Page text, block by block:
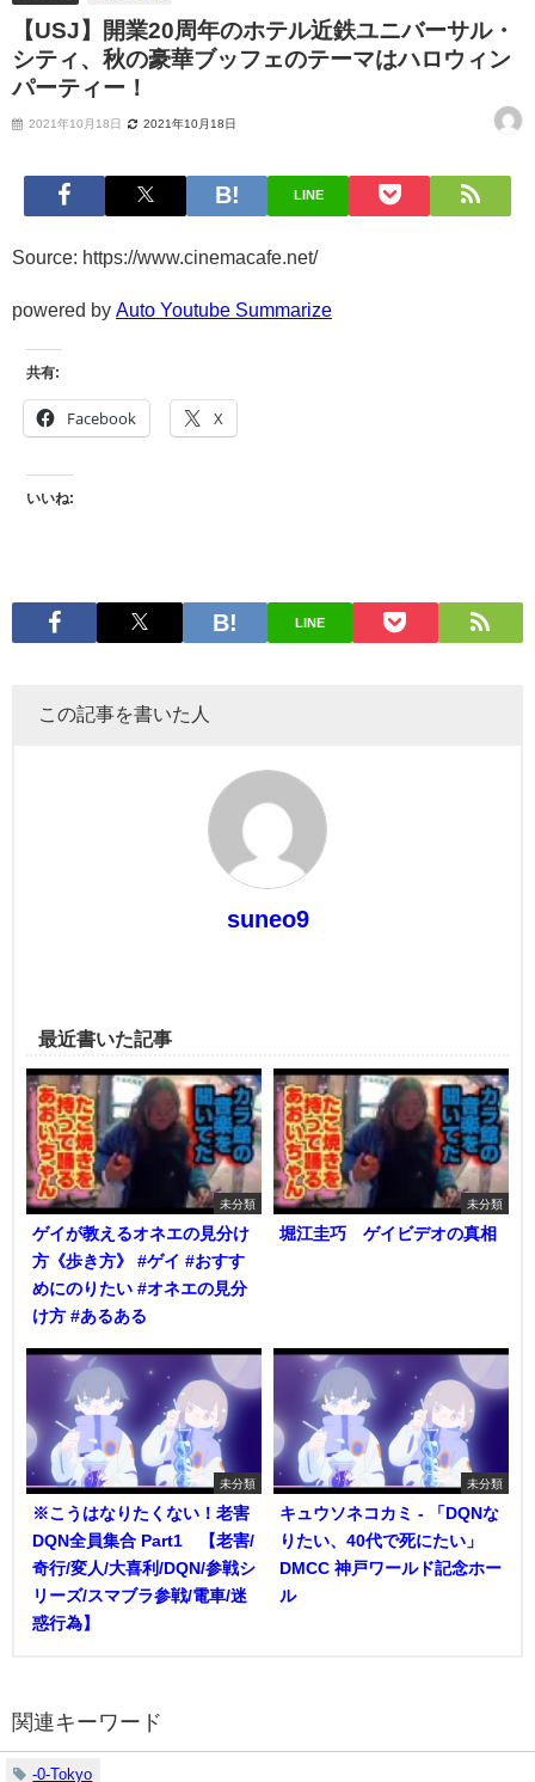
【USJ】開業20周年のホテル近鉄ユニバーサル・
シティ、秋の豪華ブッフェのテーマはハロウィン
パーティー！
2021年10月18日 2021年10月18日
LINE
Source: https://www.cinemacafe.net/
powered by Auto Youtube Summarize
共有:
Facebook X
いいね:
LINE
この記事を書いた人
suneo9
最近書いた記事
未分類
ゲイが教えるオネエの見分け
方《歩き方》 #ゲイ #おすす
めにのりたい #オネエの見分
け方 #あるある
未分類
堀江圭巧 ゲイビデオの真相
未分類
※こうはなりたくない！老害
DQN全員集合 Part1 【老害/
奇行/変人/大喜利/DQN/参戦シ
リーズ/スマブラ参戦/電車/迷
惑行為】
未分類
キュウソネコカミ - 「DQNな
りたい、40代で死にたい」
DMCC 神戸ワールド記念ホー
ル
関連キーワード
-0-Tokyo